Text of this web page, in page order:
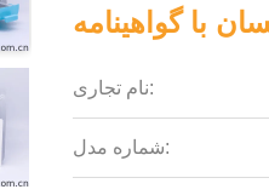
نام تجاری:
شماره مدل: